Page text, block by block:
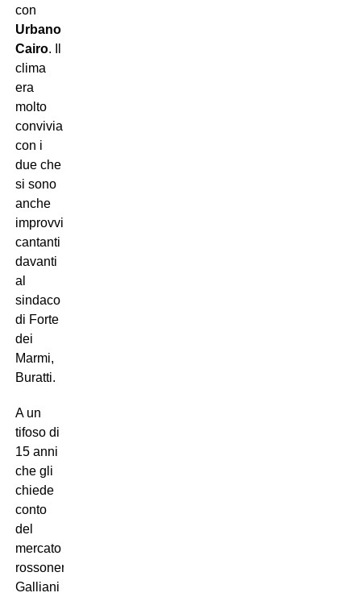
con
Urbano
Cairo. Il
clima
era
molto
conviviale,
con i
due che
si sono
anche
improvvisati
cantanti
davanti
al
sindaco
di Forte
dei
Marmi,
Buratti.
A un
tifoso di
15 anni
che gli
chiede
conto
del
mercato
rossonero
Galliani